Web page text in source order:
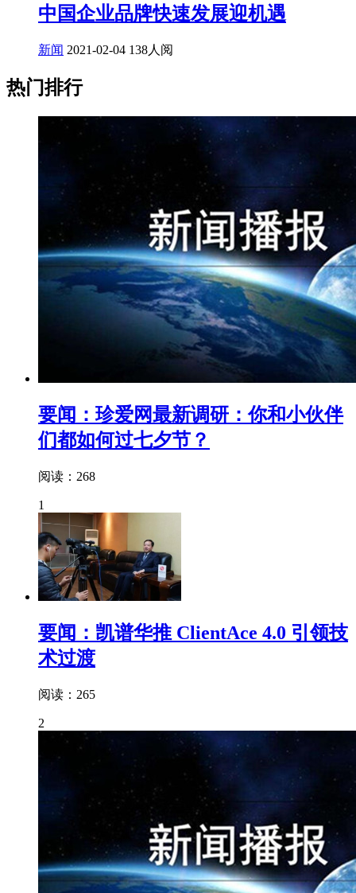
中国企业品牌快速发展迎机遇
新闻 2021-02-04 138人阅
热门排行
要闻：珍爱网最新调研：你和小伙伴
们都如何过七夕节？
阅读：268
1
要闻：凯谱华推 ClientAce 4.0 引领技
术过渡
阅读：265
2